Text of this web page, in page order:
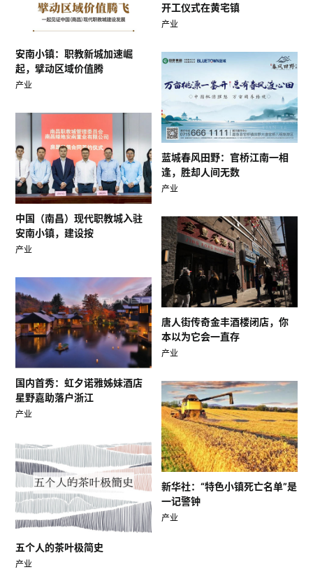
开工仪式在黄宅镇
产业
安南小镇：职教新城加速崛
起，擘动区域价值腾
产业
蓝城春风田野：官桥江南一相
逢，胜却人间无数
产业
中国（南昌）现代职教城入驻
安南小镇，建设按
产业
唐人街传奇金丰酒楼闭店，你
本以为它会一直存
产业
国内首秀：虹夕诺雅姊妹酒店
星野嘉助落户浙江
产业
新华社：“特色小镇死亡名单”是
一记警钟
产业
五个人的茶叶极简史
产业